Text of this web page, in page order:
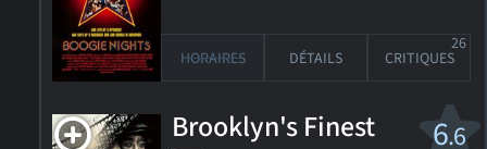
HORAIRES DÉTAILS CRITIQUES
26
6.6
Brooklyn's Finest